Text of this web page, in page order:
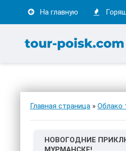
На главную
Главная страница » Облако
НОВОГОДНИЕ